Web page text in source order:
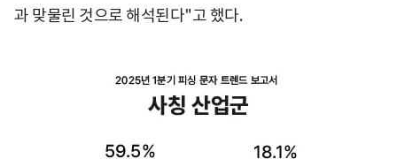
과 맞물린 것으로 해석된다"고 했다.